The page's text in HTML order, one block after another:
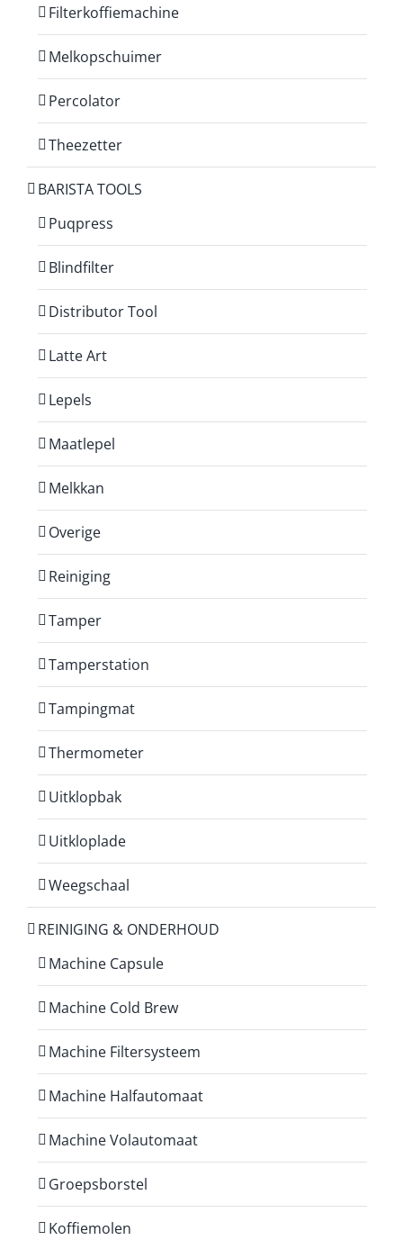
Filterkoffiemachine
Melkopschuimer
Percolator
Theezetter
BARISTA TOOLS
Puqpress
Blindfilter
Distributor Tool
Latte Art
Lepels
Maatlepel
Melkkan
Overige
Reiniging
Tamper
Tamperstation
Tampingmat
Thermometer
Uitklopbak
Uitkloplade
Weegschaal
REINIGING & ONDERHOUD
Machine Capsule
Machine Cold Brew
Machine Filtersysteem
Machine Halfautomaat
Machine Volautomaat
Groepsborstel
Koffiemolen